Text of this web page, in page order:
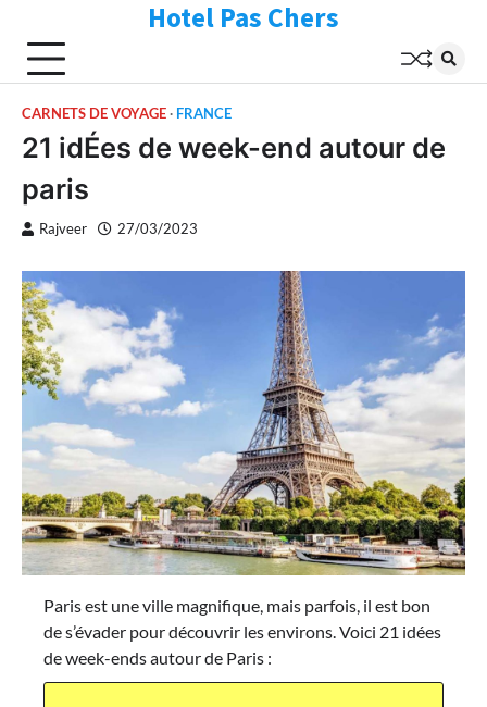
content
Hotel Pas Chers
CARNETS DE VOYAGE FRANCE
21 idÉes de week-end autour de
paris
Rajveer 27/03/2023
Paris est une ville magnifique, mais parfois, il est bon
de s’évader pour découvrir les environs. Voici 21 idées
de week-ends autour de Paris :